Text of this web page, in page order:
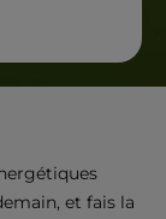
et fais la